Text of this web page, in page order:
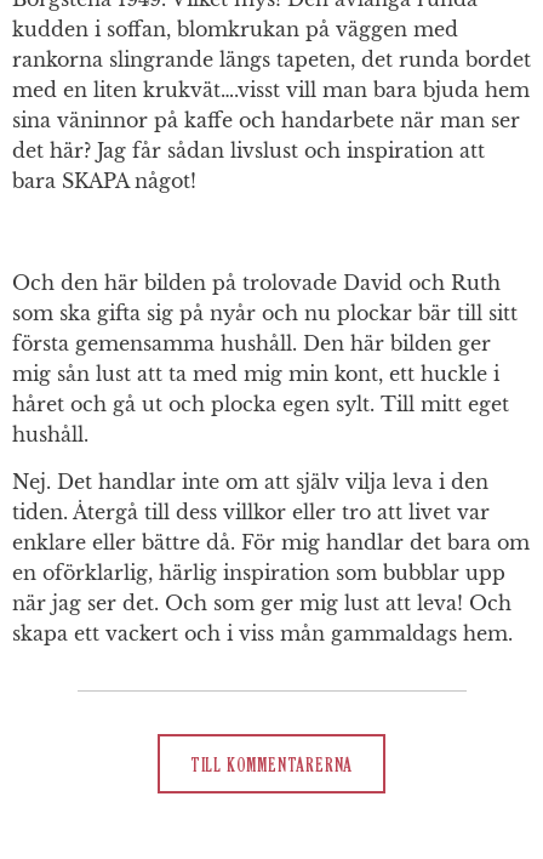
kudden i soffan, blomkrukan på väggen med
rankorna slingrande längs tapeten, det runda bordet
med en liten krukvät….visst vill man bara bjuda hem
sina väninnor på kaffe och handarbete när man ser
det här? Jag får sådan livslust och inspiration att
bara SKAPA något!
Och den här bilden på trolovade David och Ruth
som ska gifta sig på nyår och nu plockar bär till sitt
första gemensamma hushåll. Den här bilden ger
mig sån lust att ta med mig min kont, ett huckle i
håret och gå ut och plocka egen sylt. Till mitt eget
hushåll.
Nej. Det handlar inte om att själv vilja leva i den
tiden. Återgå till dess villkor eller tro att livet var
enklare eller bättre då. För mig handlar det bara om
en oförklarlig, härlig inspiration som bubblar upp
när jag ser det. Och som ger mig lust att leva! Och
skapa ett vackert och i viss mån gammaldags hem.
TILL KOMMENTARERNA